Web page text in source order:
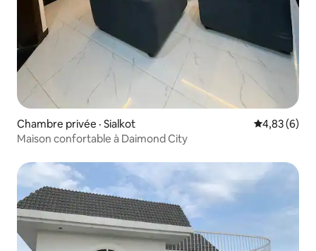
Chambre privée · Sialkot Note
4,83 (6)
Maison confortable à Daimond City